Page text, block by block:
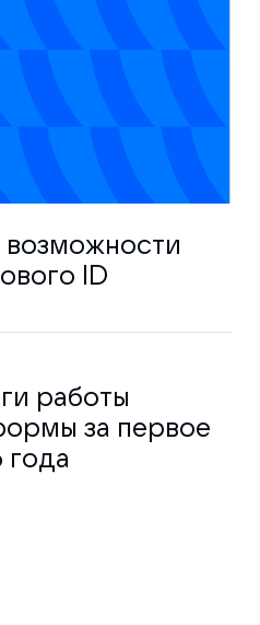
ID
работы
за первое
года